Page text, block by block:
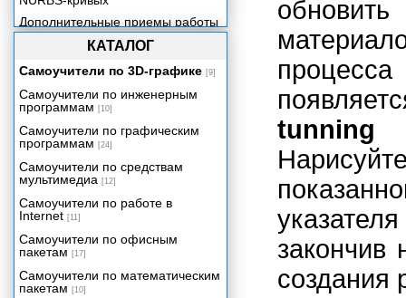
tunning
создания
Дополнительные приемы работы
с NURBS-объектами
полигонов
Материалы
Освещение
Анимация
Эффекты рисования
Системы частиц и динамика
Эффективность и артистичность
Приложение А. Работа с Maya
для пользователей МАХ.
Приложение Б. Работа с Maya
для пользователей LightWave.
КАТАЛОГ
Самоучители по 3D-графике [9]
Самоучители по инженерным
программам [10]
Самоучители по графическим
программам [24]
Самоучители по средствам
мультимедиа [12]
Самоучители по работе в
Internet [11]
Самоучители по офисным
пакетам [17]
Самоучители по математическим
пакетам [10]